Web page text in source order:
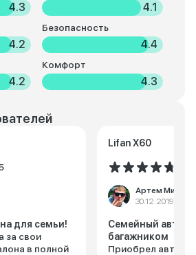
4.3 4.1
4.2
Безопасность
4.4
4.2
Комфорт
4.3
для семьи!
за свои
в полной
Lifan X60
Артем
30.12.2019
Семейный авто
багажником
Приобрел